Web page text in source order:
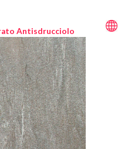
Antisdrucciolo